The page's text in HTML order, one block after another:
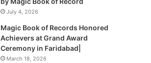
July 4, 2026
Magic Book of Records Honored
Achievers at Grand Award
Ceremony in Faridabad|
March 18, 2026